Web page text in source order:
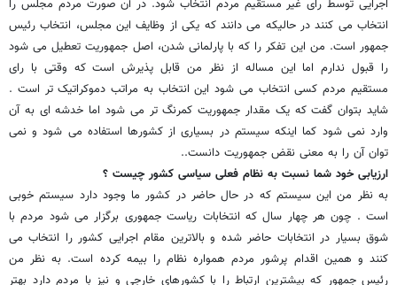
اجرایی توسط رای غیر مستقیم مردم انتخاب شود. در آن صورت مردم مجلس را
انتخاب می کنند در حالیکه می دانند که یکی از وظایف این مجلس، انتخاب رئیس
جمهور است. من این تفکر را که با پارلمانی شدن، اصل جمهوریت تعطیل می شود
را قبول ندارم اما این مساله از نظر من قابل پذیرش است که وقتی با رای
مستقیم مردم کسی انتخاب می شود این انتخاب به مراتب دموکراتیک تر است .
شاید بتوان گفت که یک مقدار جمهوریت کمرنگ تر می شود اما خدشه ای به آن
وارد نمی شود کما اینکه سیستم در بسیاری از کشورها استفاده می شود و نمی
توان آن را به معنی نقض جمهوریت دانست..
ارزیابی خود شما نسبت به نظام فعلی سیاسی کشور چیست ؟
به نظر من این سیستم که در حال حاضر در کشور ما وجود دارد سیستم خوبی
است . چون هر چهار سال که انتخابات ریاست جمهوری برگزار می شود مردم با
شوق بسیار در انتخابات حاضر شده و بالاترین مقام اجرایی کشور را انتخاب می
کنند و همین اقدام پرشور مردم همواره نظام را بیمه کرده است. به نظر من
رئیس جمهور که بیشترین ارتباط را با کشورهای خارجی و نیز با مردم دارد بهتر